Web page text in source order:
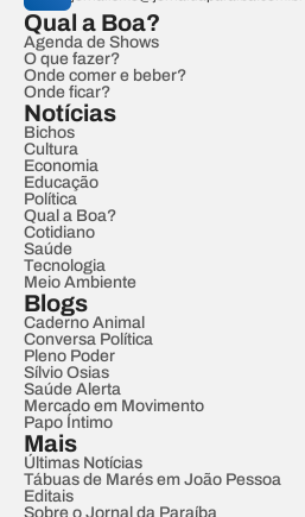
Qual a Boa?
Agenda de Shows
O que fazer?
Onde comer e beber?
Onde ficar?
Notícias
Bichos
Cultura
Economia
Educação
Política
Qual a Boa?
Cotidiano
Saúde
Tecnologia
Meio Ambiente
Blogs
Caderno Animal
Conversa Política
Pleno Poder
Sílvio Osias
Saúde Alerta
Mercado em Movimento
Papo Íntimo
Mais
Últimas Notícias
Tábuas de Marés em João Pessoa
Editais
Sobre o Jornal da Paraíba